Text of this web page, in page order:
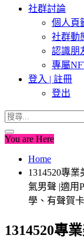
社群討論
個人頁
社群動
認識朋
專屬
登入 | 註冊
登出
搜
尋
關
You are Here
Home
1314520專
氣男聲 |適用
學、有聲賀
1314520專